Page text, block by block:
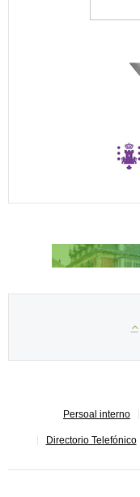
Persoal interno
Directorio Telefónico